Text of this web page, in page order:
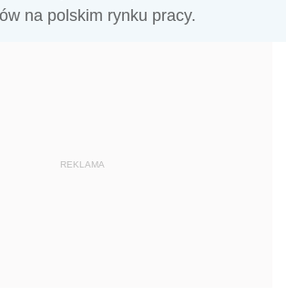
na polskim rynku pracy.
REKLAMA